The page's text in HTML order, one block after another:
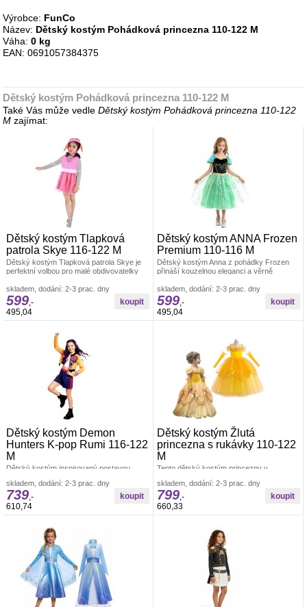
Výrobce: FunCo
Název: Dětský kostým Pohádková princezna 110-122 M
Váha:0 kg
EAN: 0691057384375
Dětský kostým Pohádková princezna 110-122 M
Také Vás může vedleDětský kostým Pohádková princezna 110-122
M zajímat:
Dětský kostým Tlapková
patrola Skye 116-122 M
Dětský kostým Tlapková patrola Skye je
perfektní volbou pro malé obdivovatelky
skladem, dodání: 2-3 prac. dny
599 ,-
495,04
Dětský kostým ANNA Frozen
Premium 110-116 M
Dětský kostým Anna z pohádky Frozen
přináší kouzelnou eleganci a věrně
skladem, dodání: 2-3 prac. dny
599,-
495,04
Dětský kostým Demon
Hunters K-pop Rumi 116-122
M
Dětský kostým inspirovaný postavou
stylu je skvělou volbou pro malé fanoušky
skladem, dodání: 2-3 prac. dny
739,-
610,74
Dětský kostým Žlutá
princezna s rukávky 110-122
M
Tento dětský kostým princezny v
navržen tak, aby z každé malé holčičky
skladem, dodání: 2-3 prac. dny
799,-
660,33